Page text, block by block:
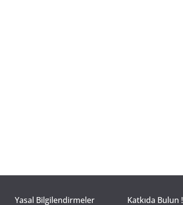
Yasal Bilgilendirmeler Katkıda Bulun !